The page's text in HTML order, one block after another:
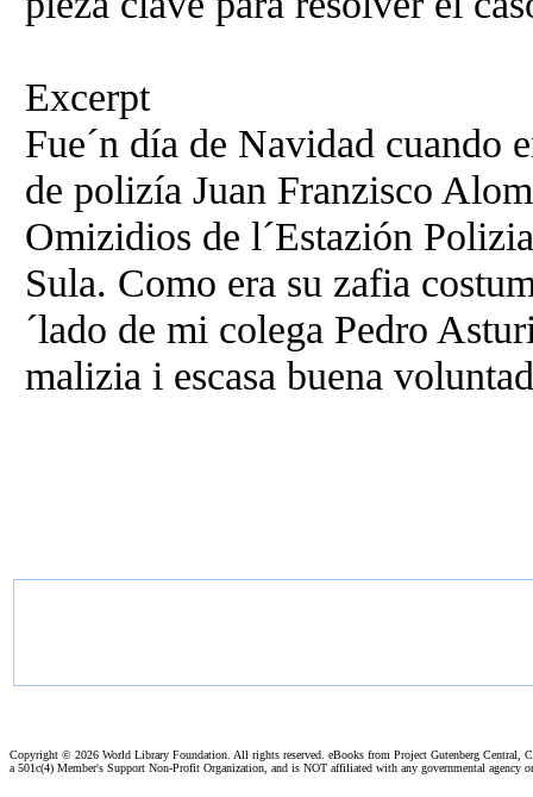
Excerpt
Fue´n día de Navidad cuando
de polizía Juan Franzisco
Omizidios de l´Estazión
Sula. Como era su zafia
´lado de mi colega Pedro
malizia i escasa buena
Copyright © 2026 World Library Foundation. All rights reserved. eBooks from Project Gutenberg Central,
a 501c(4) Member's Support Non-Profit Organization, and is NOT affiliated with any governmental agency